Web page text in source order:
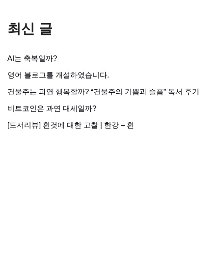
최신 글
AI는 축복일까?
영어 블로그를 개설하였습니다.
건물주는 과연 행복할까? “건물주의 기쁨과 슬픔” 독서 후기
비트코인은 과연 대세일까?
[도서리뷰] 흰것에 대한 고찰 | 한강 – 흰